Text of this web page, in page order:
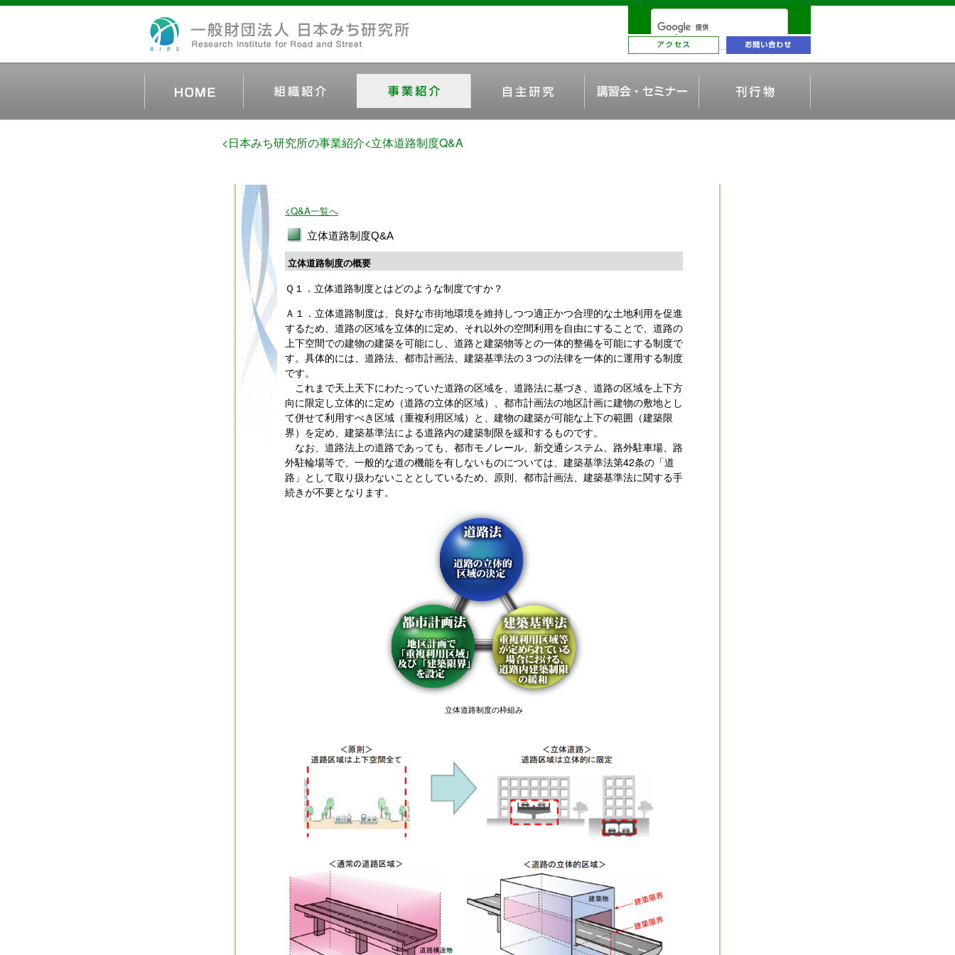
<日本みち研究所の事業紹介<立体道路制度Q&A
<Q&A一覧へ
立体道路制度Q&A
立体道路制度の概要
Ｑ１．立体道路制度とはどのような制度ですか？
Ａ１．立体道路制度は、良好な市街地環境を維持しつつ適正かつ合理的な土地利用を促進
するため、道路の区域を立体的に定め、それ以外の空間利用を自由にすることで、道路の
上下空間での建物の建築を可能にし、道路と建築物等との一体的整備を可能にする制度で
す。具体的には、道路法、都市計画法、建築基準法の３つの法律を一体的に運用する制度
です。
これまで天上天下にわたっていた道路の区域を、道路法に基づき、道路の区域を上下方
向に限定し立体的に定め（道路の立体的区域）、都市計画法の地区計画に建物の敷地とし
て併せて利用すべき区域（重複利用区域）と、建物の建築が可能な上下の範囲（建築限
界）を定め、建築基準法による道路内の建築制限を緩和するものです。
なお、道路法上の道路であっても、都市モノレール、新交通システム、路外駐車場、路
外駐輪場等で、一般的な道の機能を有しないものについては、建築基準法第42条の「道
路」として取り扱わないこととしているため、原則、都市計画法、建築基準法に関する手
続きが不要となります。
立体道路制度の枠組み